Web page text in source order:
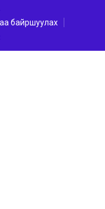
байршуулах